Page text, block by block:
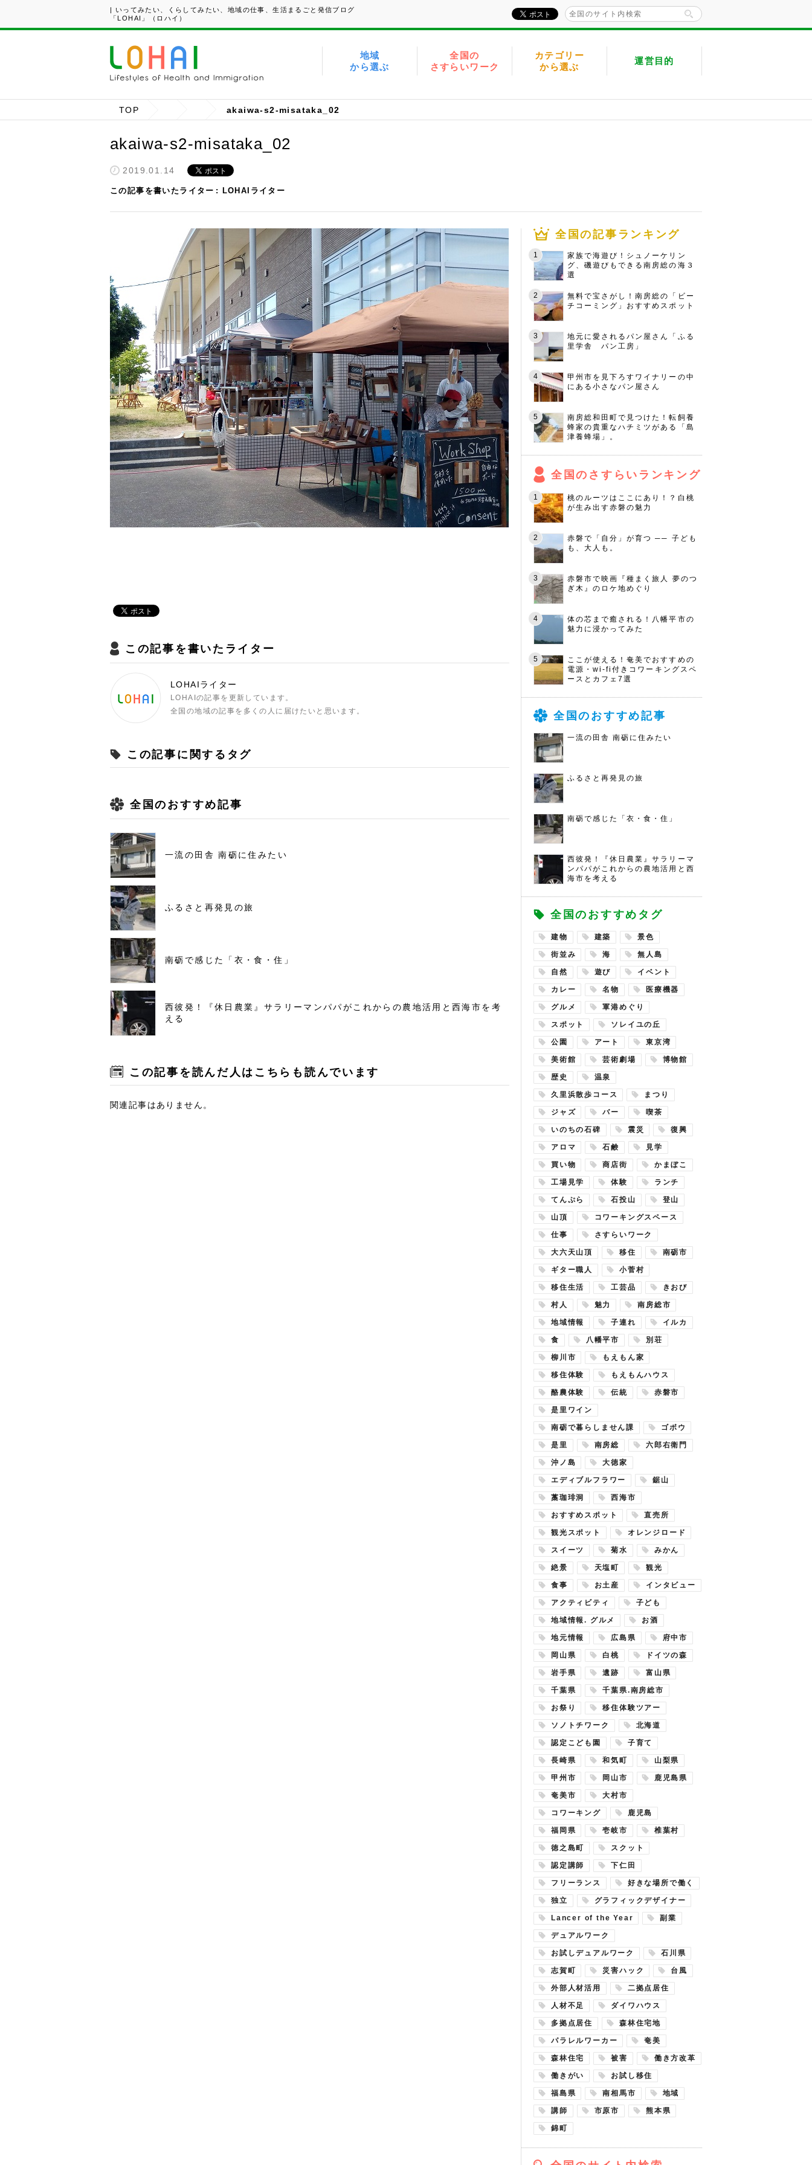
| いってみたい、くらしてみたい、地域の仕事、生活まるごと発信ブログ
「LOHAI」（ロハイ）
地域
から選ぶ
全国の
さすらいワーク
カテゴリー
から選ぶ
運営目的
TOP akaiwa-s2-misataka_02
akaiwa-s2-misataka_02
2019.01.14
この記事を書いたライター LOHAIライター
この記事を書いたライター
LOHAIライター
LOHAIの記事を更新しています。
全国の地域の記事を多くの人に届けたいと思います。
この記事に関するタグ
全国のおすすめ記事
一流の田舎 南砺に住みたい
ふるさと再発見の旅
南砺で感じた「衣・食・住」
西彼発！『休日農業』サラリーマンパパがこれからの農地活用と西海市を考
える
この記事を読んだ人はこちらも読んでいます
関連記事はありません。
全国の記事ランキング
家族で海遊び！シュノーケリン
グ、磯遊びもできる南房総の海３
選
無料で宝さがし！南房総の「ビー
チコーミング」おすすめスポット
地元に愛されるパン屋さん「ふる
里学舎 パン工房」
甲州市を見下ろすワイナリーの中
にある小さなパン屋さん
南房総和田町で見つけた！転飼養
蜂家の貴重なハチミツがある「島
津養蜂場」。
全国のさすらいランキング
桃のルーツはここにあり！？白桃
が生み出す赤磐の魅力
赤磐で「自分」が育つ ── 子ども
も、大人も。
赤磐市で映画『種まく旅人 夢のつ
ぎ木』のロケ地めぐり
体の芯まで癒される！八幡平市の
魅力に浸かってみた
ここが使える！奄美でおすすめの
電源・wi-fi付きコワーキングスペ
ースとカフェ7選
全国のおすすめ記事
一流の田舎 南砺に住みたい
ふるさと再発見の旅
南砺で感じた「衣・食・住」
西彼発！『休日農業』サラリーマ
ンパパがこれからの農地活用と西
海市を考える
全国のおすすめタグ
建物 建築 景色
街並み 海 無人島
自然 遊び イベント
カレー 名物 医療機器
グルメ 軍港めぐり
スポット ソレイユの丘
公園 アート 東京湾
美術館 芸術劇場 博物館
歴史 温泉
久里浜散歩コース まつり
ジャズ バー 喫茶
いのちの石碑 震災 復興
アロマ 石鹸 見学
買い物 商店街 かまぼこ
工場見学 体験 ランチ
てんぷら 石投山 登山
山頂 コワーキングスペース
仕事 さすらいワーク
大六天山頂 移住 南砺市
ギター職人 小菅村
移住生活 工芸品 きおび
村人 魅力 南房総市
地域情報 子連れ イルカ
食 八幡平市 別荘
柳川市 もえもん家
移住体験 もえもんハウス
酪農体験 伝統 赤磐市
是里ワイン
南砺で暮らしません課 ゴボウ
是里 南房総 六郎右衛門
沖ノ島 大徳家
エディブルフラワー 鋸山
藁珈琲洞 西海市
おすすめスポット 直売所
観光スポット オレンジロード
スイーツ 菊水 みかん
絶景 天塩町 観光
食事 お土産 インタビュー
アクティビティ 子ども
地域情報. グルメ お酒
地元情報 広島県 府中市
岡山県 白桃 ドイツの森
岩手県 遺跡 富山県
千葉県 千葉県.南房総市
お祭り 移住体験ツアー
ソノトチワーク 北海道
認定こども園 子育て
長崎県 和気町 山梨県
甲州市 岡山市 鹿児島県
奄美市 大村市
コワーキング 鹿児島
福岡県 壱岐市 椎葉村
徳之島町 スクット
認定講師 下仁田
フリーランス 好きな場所で働く
独立 グラフィックデザイナー
Lancer of the Year 副業
デュアルワーク
お試しデュアルワーク 石川県
志賀町 災害ハック 台風
外部人材活用 二拠点居住
人材不足 ダイワハウス
多拠点居住 森林住宅地
パラレルワーカー 奄美
森林住宅 被害 働き方改革
働きがい お試し移住
福島県 南相馬市 地域
講師 市原市 熊本県
錦町